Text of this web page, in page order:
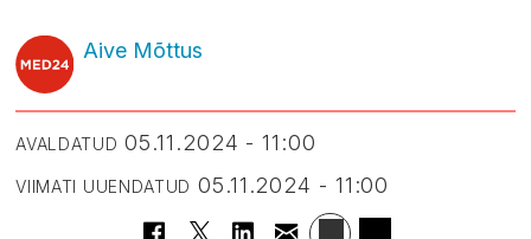
Aive Mõttus
AVALDATUD 05.11.2024 - 11:00
VIIMATI UUENDATUD 05.11.2024 - 11:00